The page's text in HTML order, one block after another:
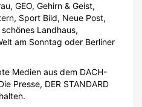
GEO, Gehirn & Geist,
Sport Bild, Neue Post,
Landhaus,
am Sonntag oder Berliner
Medien aus dem DACH-
Presse, DER STANDARD